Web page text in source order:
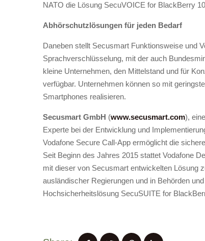
NATO die Lösung SecuVOICE for BlackBerry
Abhörschutzlösungen für jeden Bedarf
Daneben stellt Secusmart Funktionsweise und
Sprachverschlüsselung, mit der auch
kleine Unternehmen, den Mittelstand und für
verfügbar. Unternehmen können so mit
Smartphones realisieren.
Secusmart GmbH (www.secusmart.com),
Experte bei der Entwicklung und
Vodafone Secure Call-App ermöglicht die
Seit Beginn des Jahres 2015 stattet Vodafone
mit dieser von Secusmart entwickelten Lösung
ausländischer Regierungen und in Behörden
Hochsicherheitslösung SecuSUITE for